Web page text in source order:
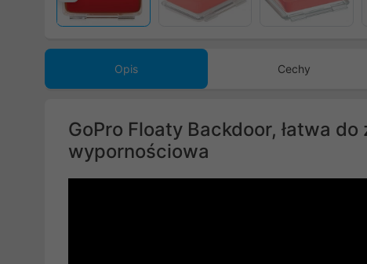
Poprzedni
Opis Cechy
GoPro Floaty Backdoor, łatwa
wypornościowa